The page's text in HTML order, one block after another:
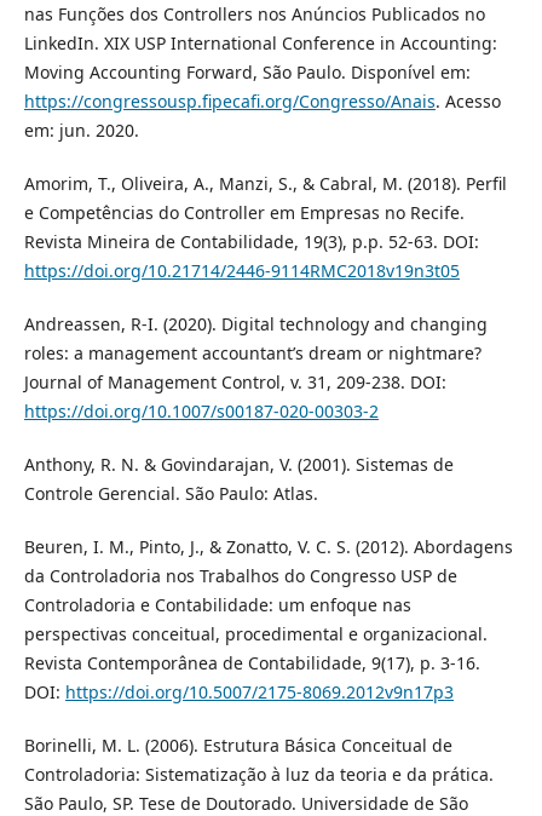
nas Funções dos Controllers nos Anúncios Publicados no
LinkedIn. XIX USP International Conference in Accounting:
Moving Accounting Forward, São Paulo. Disponível em:
https://congressousp.fipecafi.org/Congresso/Anais. Acesso
em: jun. 2020.
Amorim, T., Oliveira, A., Manzi, S., & Cabral, M. (2018). Perfil
e Competências do Controller em Empresas no Recife.
Revista Mineira de Contabilidade, 19(3), p.p. 52-63. DOI:
https://doi.org/10.21714/2446-9114RMC2018v19n3t05
Andreassen, R-I. (2020). Digital technology and changing
roles: a management accountant’s dream or nightmare?
Journal of Management Control, v. 31, 209-238. DOI:
https://doi.org/10.1007/s00187-020-00303-2
Anthony, R. N. & Govindarajan, V. (2001). Sistemas de
Controle Gerencial. São Paulo: Atlas.
Beuren, I. M., Pinto, J., & Zonatto, V. C. S. (2012). Abordagens
da Controladoria nos Trabalhos do Congresso USP de
Controladoria e Contabilidade: um enfoque nas
perspectivas conceitual, procedimental e organizacional.
Revista Contemporânea de Contabilidade, 9(17), p. 3-16.
DOI: https://doi.org/10.5007/2175-8069.2012v9n17p3
Borinelli, M. L. (2006). Estrutura Básica Conceitual de
Controladoria: Sistematização à luz da teoria e da prática.
São Paulo, SP. Tese de Doutorado. Universidade de São